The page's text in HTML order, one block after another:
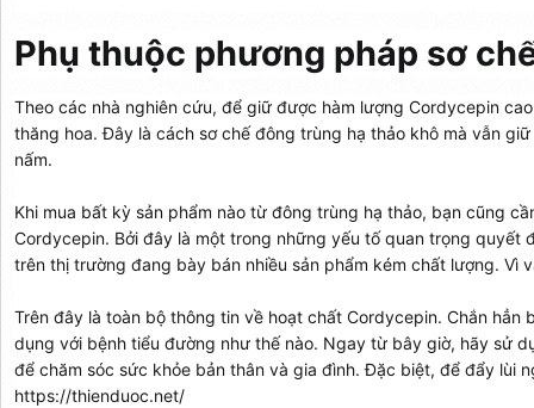
Phụ thuộc phương pháp sơ
Theo các nhà nghiên cứu, để giữ được hàm lượng Cordycepin
thăng hoa. Đây là cách sơ chế đông trùng hạ thảo khô mà vẫn
nấm.
Khi mua bất kỳ sản phẩm nào từ đông trùng hạ thảo, bạn cũng
Cordycepin. Bởi đây là một trong những yếu tố quan trọng quyết
trên thị trường đang bày bán nhiều sản phẩm kém chất lượng. Vì
Trên đây là toàn bộ thông tin về hoạt chất Cordycepin. Chắn hẳn
dụng với bệnh tiểu đường như thế nào. Ngay từ bây giờ, hãy sử
để chăm sóc sức khỏe bản thân và gia đình. Đặc biệt, để đẩy lùi
https://thienduoc.net/